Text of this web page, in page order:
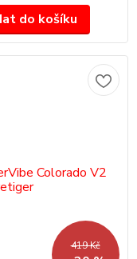
do košíku
419 Kč